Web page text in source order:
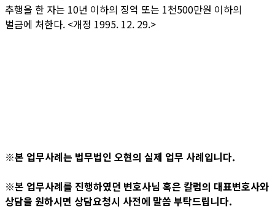
추행을 한 자는 10년 이하의 징역 또는 1천500만원 이하의
벌금에 처한다. <개정 1995. 12. 29.>
※본 업무사례는 법무법인 오현의 실제 업무 사례입니다.
※본 업무사례를 진행하였던 변호사님 혹은 칼럼의 대표변호사와
상담을 원하시면 상담요청시 사전에 말씀 부탁드립니다.